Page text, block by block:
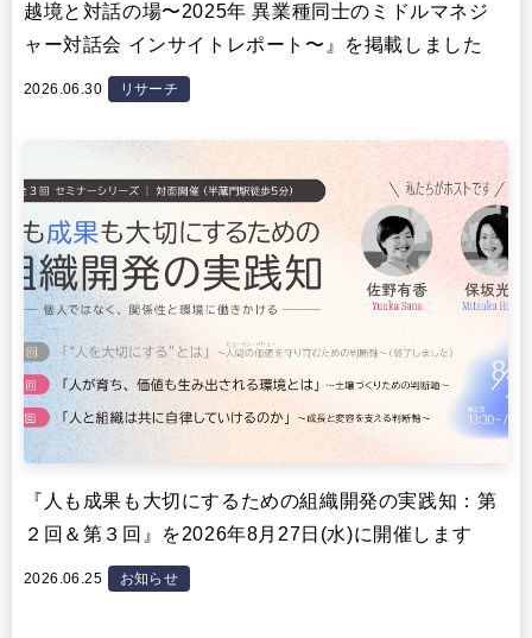
越境と対話の場〜2025年 異業種同士のミドルマネジ
ャー対話会 インサイトレポート〜』を掲載しました
2026.06.30 リサーチ
『人も成果も大切にするための組織開発の実践知：第
２回＆第３回』を2026年8月27日(水)に開催します
2026.06.25 お知らせ